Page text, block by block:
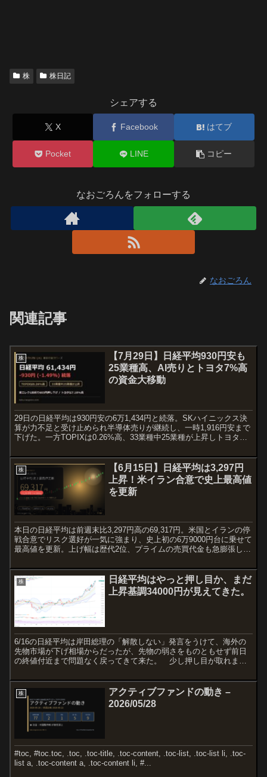
株 株日記
シェアする
X Facebook はてブ
Pocket LINE コピー
なおごろんをフォローする
なおごろん
関連記事
株
【7月29日】日経平均930円安も
25業種高、AI売りとトヨタ7%高
の資金大移動
29日の日経平均は930円安の6万1,434円と続落。SKハイニックス決
算が力不足と受け止められ半導体売りが継続し、一時1,916円安まで
下げた。一方TOPIXは0.26%高、33業種中25業種が上昇しトヨタは
株
【6月15日】日経平均は3,297円
上昇！米イラン合意で史上最高値
を更新
本日の日経平均は前週末比3,297円高の69,317円。米国とイランの停
戦合意でリスク選好が一気に強まり、史上初の6万9000円台に乗せて
最高値を更新。上げ幅は歴代2位、プライムの売買代金も急膨張し
株
日経平均はやっと押し目か、まだ
上昇基調34000円が見えてきた。
6/16の日経平均は岸田総理の「解散しない」発言をうけて、海外の
先物市場が下げ相場からだったが、先物の弱さをものともせず前日
の終値付近まで問題なく戻ってきて来た。 少し押し目が取れまし
株
アクティブファンドの動き –
2026/05/28
#toc, #toc.toc, .toc, .toc-title, .toc-content, .toc-list, .toc-list li, .toc-
list a, .toc-content a, .toc-content li, #...